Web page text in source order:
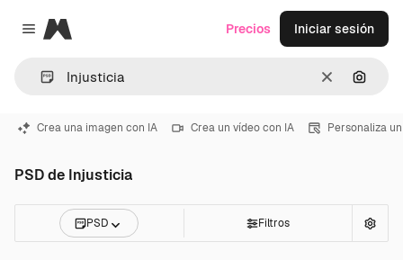
Close menu
Magnific
Borrar
Precios Iniciar sesión
Crea una imagen con IA Crea un vídeo con IA Personaliza
PSD de Injusticia
PSD Filtros